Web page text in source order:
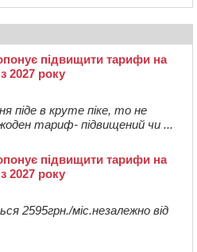
підвищити тарифи на
2027 року
піде в круте піке, то не
тариф- підвищений чи ...
підвищити тарифи на
2027 року
2595грн./міс.незалежно від